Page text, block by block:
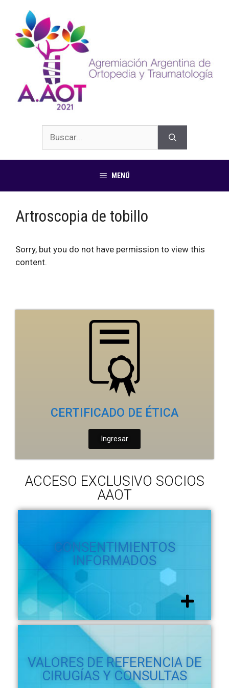
MENÚ
Artroscopia de tobillo
Sorry, but you do not have permission to view this
content.
CERTIFICADO DE ÉTICA
Ingresar
ACCESO EXCLUSIVO SOCIOS
AAOT
CONSENTIMIENTOS
INFORMADOS
VALORES DE REFERENCIA DE
CIRUGÍAS Y CONSULTAS